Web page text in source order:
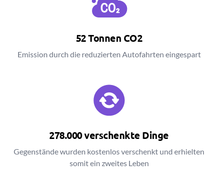
52 Tonnen CO2
Emission durch die reduzierten Autofahrten eingespart
278.000 verschenkte Dinge
Gegenstände wurden kostenlos verschenkt und erhielten
somit ein zweites Leben